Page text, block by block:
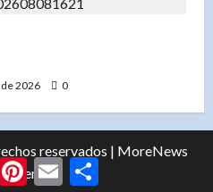
2026 0
reservados | MoreNews
themes.
PinterestEmail Compartir